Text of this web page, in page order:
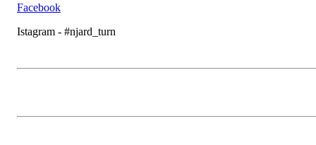
Facebook
Istagram - #njard_turn